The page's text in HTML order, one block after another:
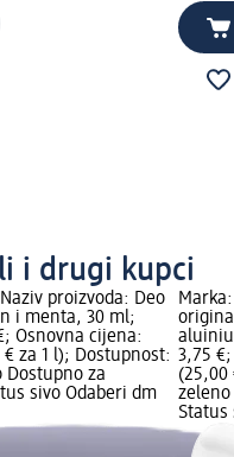
i drugi kupci
proizvoda: Deo
i menta, 30 ml;
Osnovna cijena:
€ za 1 l); Dostupnost:
Dostupno za
sivo Odaberi dm
3,75
(25,00
Status